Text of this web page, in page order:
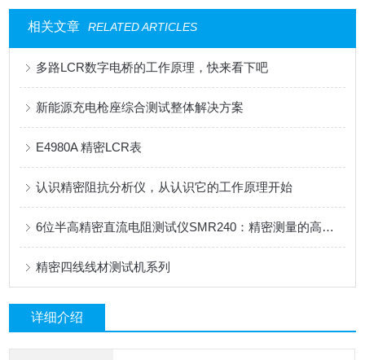
相关文章 RELATED ARTICLES
多路LCR数字电桥的工作原理，快来看下吧
新能源充电枪座综合测试整体解决方案
E4980A 精密LCR表
认识精密阻抗分析仪，从认识它的工作原理开始
6位半高精密直流电阻测试仪SMR240：精密测量的高效之选
精密四线线材测试机系列
详细介绍